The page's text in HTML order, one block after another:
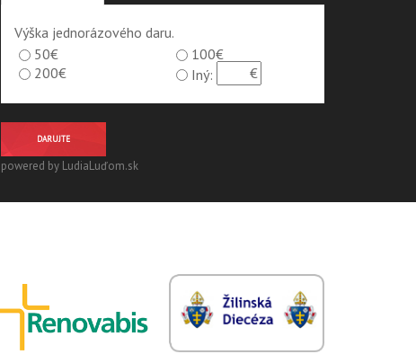
Výška jednorázového daru.
50€
100€
200€
Iný:
DARUJTE
powered by LudiaLuďom.sk